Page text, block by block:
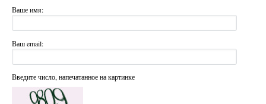
Ваше имя:
Ваш email:
Введите число, напечатанное на картинке